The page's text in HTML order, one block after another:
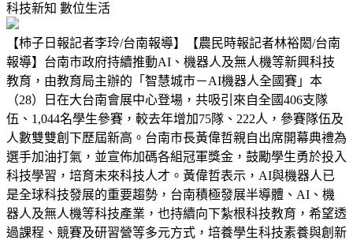
科技新知 數位生活
【柿子日報記者李玲/台南報導】【農民時報記者林裕閎/台南
報導】台南市政府持續推動AI、機器人及無人機等新興科技
教育，由教育局主辦的「智慧城市－AI機器人全國賽」本
（28）日在大台南會展中心登場，共吸引來自全國406支隊
伍、1,044名學生參賽，較去年增加75隊、222人，參賽隊伍及
人數雙雙創下歷屆新高。台南市長黃偉哲親自出席開幕典禮為
選手加油打氣，並宣佈加碼各組冠軍獎金，鼓勵學生勇於投入
科技學習，培育未來科技人才。黃偉哲表示，AI與機器人已
是全球科技發展的重要趨勢，台南積極發展半導體、AI、機
器人及無人機等科技產業，也持續向下紮根科技教育，希望透
過課程、競賽及研習營等多元方式，培養學生科技素養與創新